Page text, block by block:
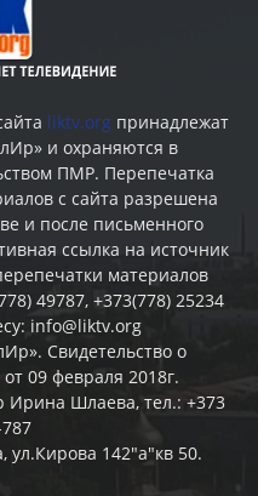
liktv.org принадлежат
и охраняются в
ПМР. Перепечатка
c сайта разрешена
и после письменного
ссылка на источник
материалов
49787, +373(778) 25234
info@liktv.org
Свидетельство о
09 февраля 2018г.
Ирина Шлаева, тел.: +373
ул.Кирова 142"а"кв 50.